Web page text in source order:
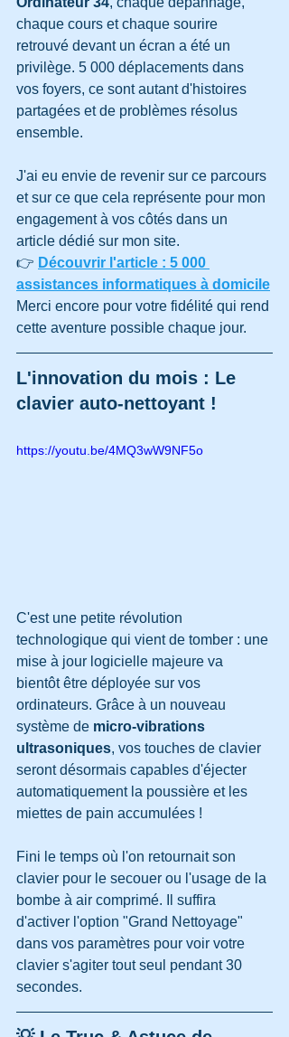
chaque cours et chaque sourire
retrouvé devant un écran a été un
privilège. 5 000 déplacements dans
vos foyers, ce sont autant d'histoires
partagées et de problèmes résolus
ensemble.
J'ai eu envie de revenir sur ce parcours
et sur ce que cela représente pour mon
engagement à vos côtés dans un
article dédié sur mon site.
👉 Découvrir l'article : 5 000
assistances informatiques à domicile
Merci encore pour votre fidélité qui rend
cette aventure possible chaque jour.
L'innovation du mois : Le
clavier auto-nettoyant !
https://youtu.be/4MQ3wW9NF5o
C'est une petite révolution
technologique qui vient de tomber : une
mise à jour logicielle majeure va
bientôt être déployée sur vos
ordinateurs. Grâce à un nouveau
système de micro-vibrations
ultrasoniques, vos touches de clavier
seront désormais capables d'éjecter
automatiquement la poussière et les
miettes de pain accumulées !
Fini le temps où l'on retournait son
clavier pour le secouer ou l'usage de la
bombe à air comprimé. Il suffira
d'activer l'option "Grand Nettoyage"
dans vos paramètres pour voir votre
clavier s'agiter tout seul pendant 30
secondes.